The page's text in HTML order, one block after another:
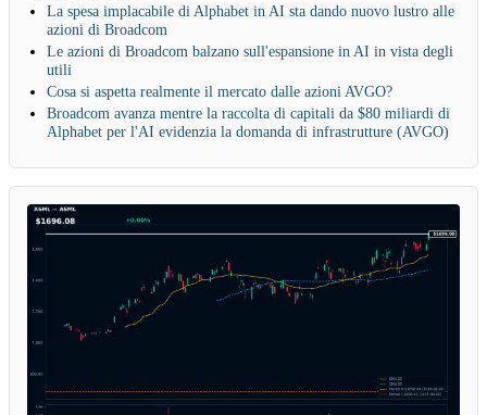
La spesa implacabile di Alphabet in AI sta dando nuovo lustro alle
azioni di Broadcom
Le azioni di Broadcom balzano sull'espansione in AI in vista degli
utili
Cosa si aspetta realmente il mercato dalle azioni AVGO?
Broadcom avanza mentre la raccolta di capitali da $80 miliardi di
Alphabet per l'AI evidenzia la domanda di infrastrutture (AVGO)